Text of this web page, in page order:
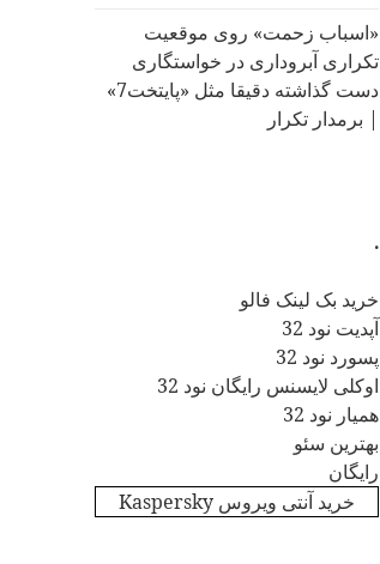
«اسباب زحمت» روی موقعیت
تکراری آبروداری در خواستگاری
دست گذاشته دقیقا مثل «پایتخت7»
| برمدار تکرار
.
خرید بک لینک فالو
آپدیت نود 32
پسورد نود 32
اوکلی لایسنس رایگان نود 32
همیار نود 32
بهترین سئو
رایگان
خرید آنتی ویروس Kaspersky